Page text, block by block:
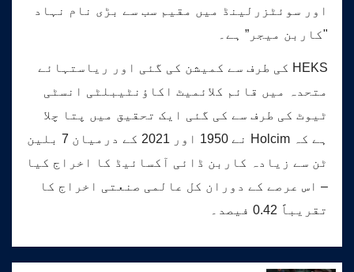
اور سوئٹزرلینڈ میں مقیم سب سے بڑی نام نہاد
"کاربن میجر” ہے۔
HEKS کی طرف سے کمیشن کی گئی اور ریاستہائے
متحدہ میں قائم کلائمیٹ اکاؤنٹیبلٹی انسٹی
ٹیوٹ کی طرف سے کی گئی ایک تحقیق میں پتا چلا
ہے کہ Holcim نے 1950 اور 2021 کے درمیان 7 بلین
ٹن سے زیادہ کاربن ڈائی آکسائیڈ کا اخراج کیا
– اس عرصے کے دوران کل عالمی صنعتی اخراج کا
تقریباً 0.42 فیصد۔